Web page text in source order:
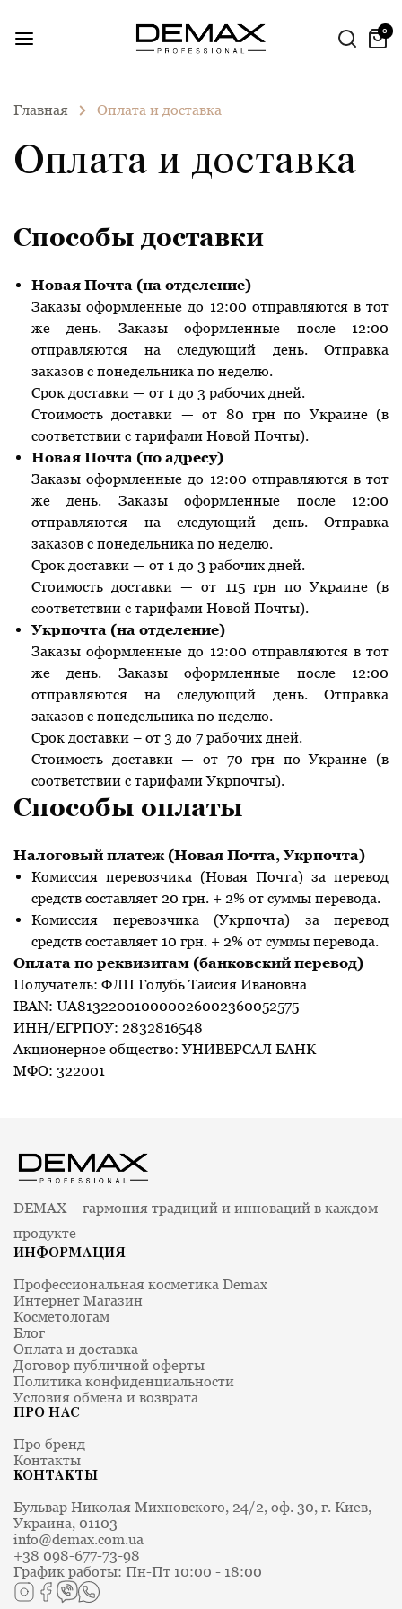
0
Главная Оплата и доставка
Оплата и доставка
Способы доставки
Новая Почта (на отделение)
Заказы оформленные до 12:00 отправляются в тот
же день. Заказы оформленные после 12:00
отправляются на следующий день. Отправка
заказов с понедельника по неделю.
Срок доставки — от 1 до 3 рабочих дней.
Стоимость доставки — от 80 грн по Украине (в
соответствии с тарифами Новой Почты).
Новая Почта (по адресу)
Заказы оформленные до 12:00 отправляются в тот
же день. Заказы оформленные после 12:00
отправляются на следующий день. Отправка
заказов с понедельника по неделю.
Срок доставки — от 1 до 3 рабочих дней.
Стоимость доставки — от 115 грн по Украине (в
соответствии с тарифами Новой Почты).
Укрпочта (на отделение)
Заказы оформленные до 12:00 отправляются в тот
же день. Заказы оформленные после 12:00
отправляются на следующий день. Отправка
заказов с понедельника по неделю.
Срок доставки – от 3 до 7 рабочих дней.
Стоимость доставки — от 70 грн по Украине (в
соответствии с тарифами Укрпочты).
Способы оплаты
Налоговый платеж (Новая Почта, Укрпочта)
Комиссия перевозчика (Новая Почта) за перевод
средств составляет 20 грн. + 2% от суммы перевода.
Комиссия перевозчика (Укрпочта) за перевод
средств составляет 10 грн. + 2% от суммы перевода.
Оплата по реквизитам (банковский перевод)
Получатель: ФЛП Голубь Таисия Ивановна
IBAN: UA813220010000026002360052575
ИНН/ЕГРПОУ: 2832816548
Акционерное общество: УНИВЕРСАЛ БАНК
МФО: 322001
DEMAX – гармония традиций и инноваций в каждом
продукте
ИНФОРМАЦИЯ
Профессиональная косметика Demax
Интернет Магазин
Косметологам
Блог
Оплата и доставка
Договор публичной оферты
Политика конфиденциальности
Условия обмена и возврата
ПРО НАС
Про бренд
Контакты
КОНТАКТЫ
Бульвар Николая Михновского, 24/2, оф. 30, г. Киев,
Украина, 01103
info@demax.com.ua
+38 098-677-73-98
График работы: Пн-Пт 10:00 - 18:00